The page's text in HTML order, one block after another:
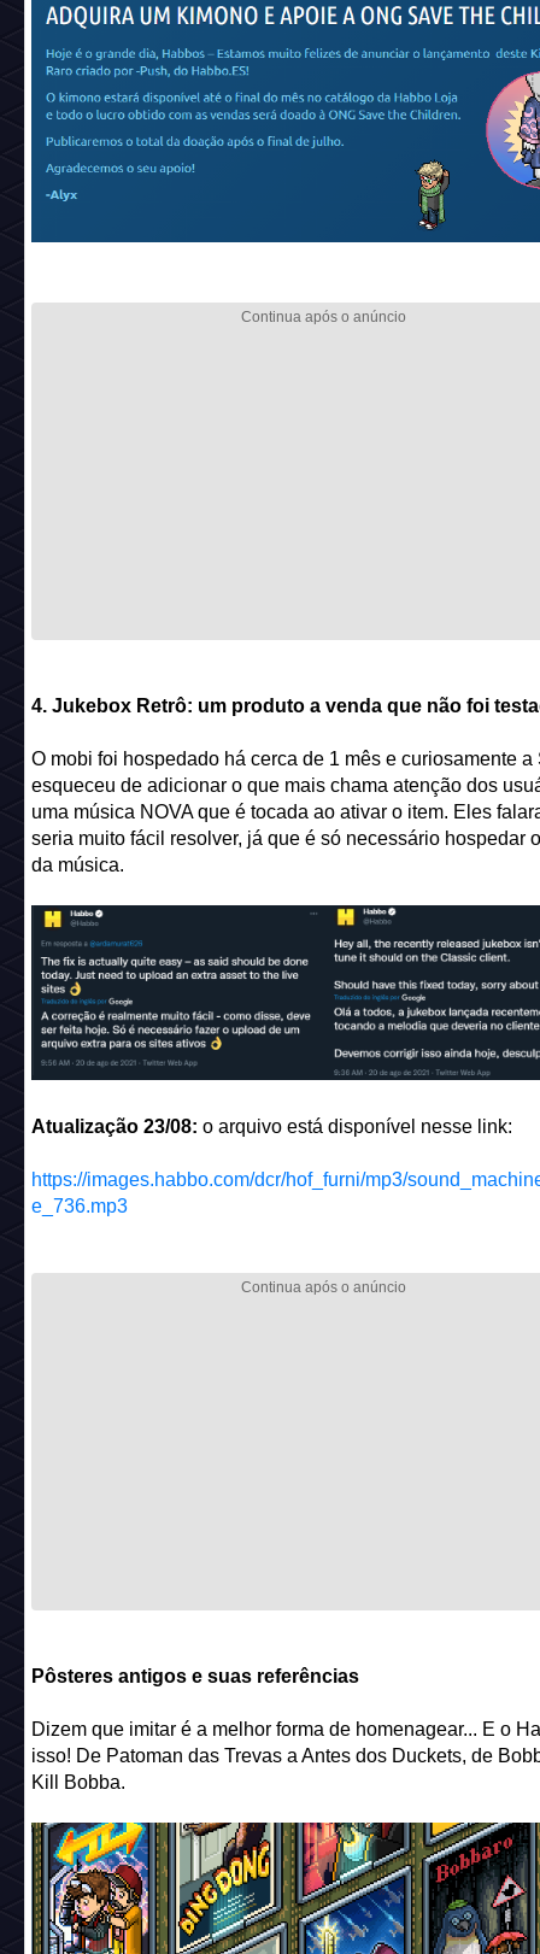
4. Jukebox Retrô: um produto a venda que não foi
O mobi foi hospedado há cerca de 1 mês e curiosamente a
esqueceu de adicionar o que mais chama atenção dos
uma música NOVA que é tocada ao ativar o item. Eles
seria muito fácil resolver, já que é só necessário hospedar
da música.
Atualização 23/08: o arquivo está disponível nesse link:
https://images.habbo.com/dcr/hof_furni/mp3/
e_736.mp3
Pôsteres antigos e suas referências
Dizem que imitar é a melhor forma de homenagear... E o
isso! De Patoman das Trevas a Antes dos Duckets, de
Kill Bobba.